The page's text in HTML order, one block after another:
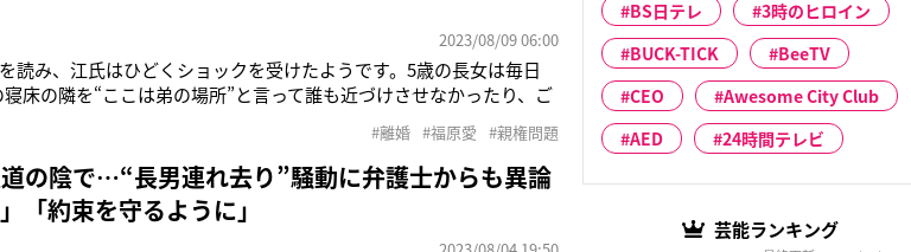
2023/08/09 06:00
読み、江氏はひどくショックを受けたようです。5歳の長女は毎日
床の隣を“ここは弟の場所”と言って誰も近づけさせなかったり、ご
見。福原に対して日本に連れ帰った長男を引き渡すよう求めた件に
#離婚 #福原愛 #親権問題
の陰で…“長男連れ去り”騒動に弁護士からも異論
「約束を守るように」
BS日テレ
3時のヒロイン
BUCK-TICK
BeeTV
CEO
Awesome City Club
AED
24時間テレビ
芸能ランキング